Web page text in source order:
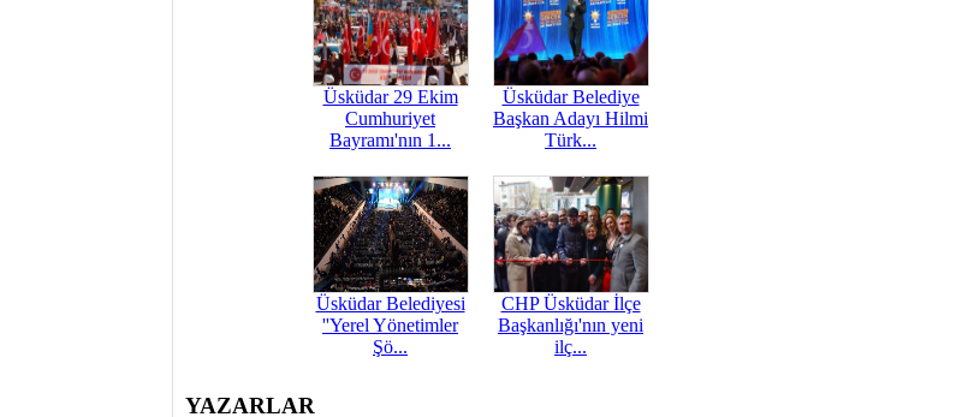
Üsküdar 29 Ekim
Cumhuriyet
Bayramı'nın 1...
Üsküdar Belediye
Başkan Adayı Hilmi
Türk...
Üsküdar Belediyesi
''Yerel Yönetimler
Şö...
CHP Üsküdar İlçe
Başkanlığı'nın yeni
ilç...
YAZARLAR